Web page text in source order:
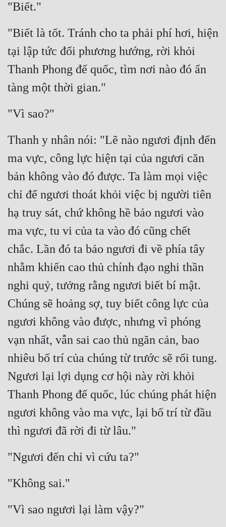
"Biết."
"Biết là tốt. Tránh cho ta phải phí hơi, hiện
tại lập tức đổi phương hướng, rời khỏi
Thanh Phong đế quốc, tìm nơi nào đó ẩn
tàng một thời gian."
"Vì sao?"
Thanh y nhân nói: "Lẽ nào ngươi định đến
ma vực, công lực hiện tại của ngươi căn
bản không vào đó được. Ta làm mọi việc
chỉ để ngươi thoát khỏi việc bị người tiên
hạ truy sát, chứ không hề bảo ngươi vào
ma vực, tu vi của ta vào đó cũng chết
chắc. Lần đó ta bảo ngươi đi về phía tây
nhằm khiến cao thủ chính đạo nghi thần
nghi quỷ, tưởng rằng ngươi biết bí mật.
Chúng sẽ hoảng sợ, tuy biết công lực của
ngươi không vào được, nhưng vì phóng
vạn nhất, vẫn sai cao thủ ngăn cản, bao
nhiêu bố trí của chúng từ trước sẽ rối tung.
Ngươi lại lợi dụng cơ hội này rời khỏi
Thanh Phong đế quốc, lúc chúng phát hiện
ngươi không vào ma vực, lại bố trí từ đầu
thì ngươi đã rời đi từ lâu."
"Ngươi đến chỉ vì cứu ta?"
"Không sai."
"Vì sao ngươi lại làm vậy?"